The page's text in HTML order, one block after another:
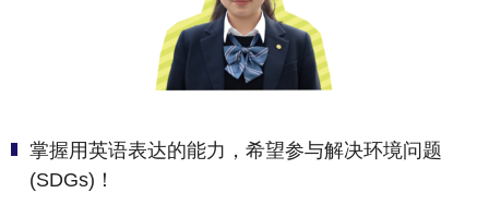
掌握用英语表达的能力，希望参与解决环境问题
(SDGs)！